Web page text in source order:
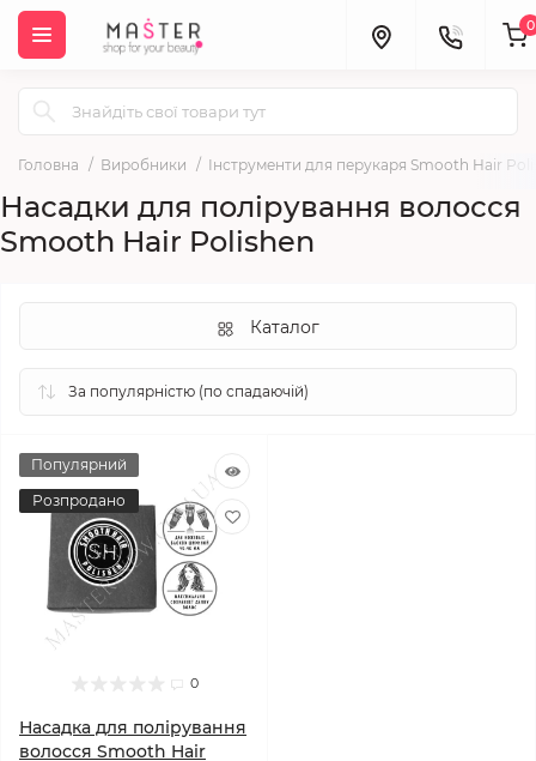
0
Головна Виробники Інструменти для перукаря Smooth Hair
Насадки для полірування волосся
Smooth Hair Polishen
Каталог
Популярний
Розпродано
0
Насадка для полірування
волосся Smooth Hair